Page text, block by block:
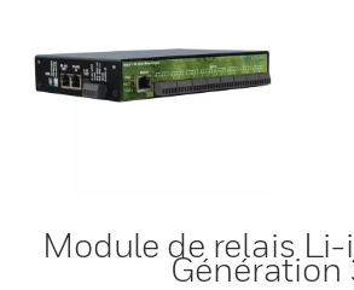
Module de relais
Génération